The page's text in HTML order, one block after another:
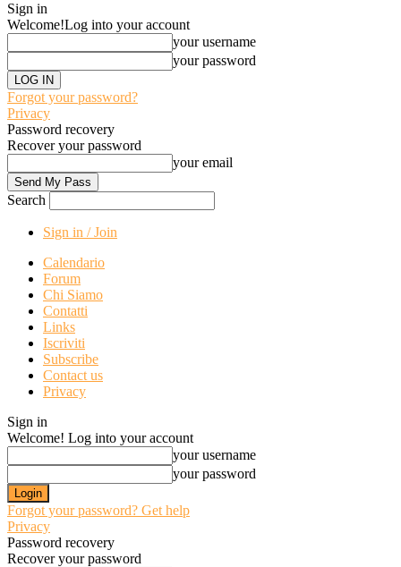
Sign in
Welcome!Log into your account
your username
your password
Forgot your password?
Privacy
Password recovery
Recover your password
your email
Search
Sign in / Join
Calendario
Forum
Chi Siamo
Contatti
Links
Iscriviti
Subscribe
Contact us
Privacy
Sign in
Welcome! Log into your account
your username
your password
Forgot your password? Get help
Privacy
Password recovery
Recover your password